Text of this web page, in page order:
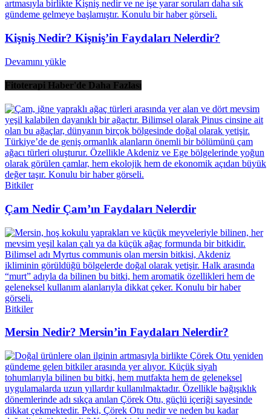
Kişniş Nedir? Kişniş’in Faydaları Nelerdir?
Devamını yükle
Fitoterapi Haber'de Daha Fazlası
Bitkiler
Çam Nedir Çam’ın Faydaları Nelerdir
Bitkiler
Mersin Nedir? Mersin’in Faydaları Nelerdir?